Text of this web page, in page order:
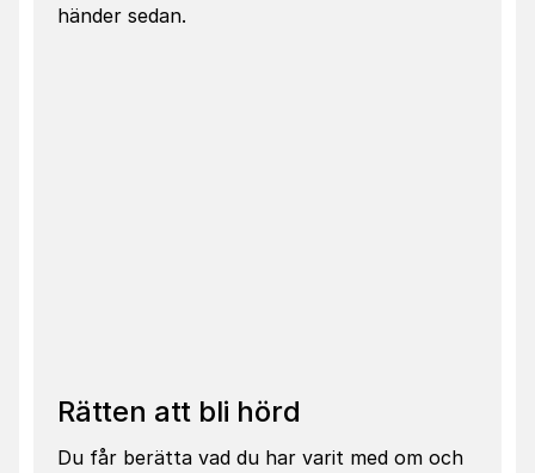
händer sedan.
Rätten att bli hörd
Du får berätta vad du har varit med om och